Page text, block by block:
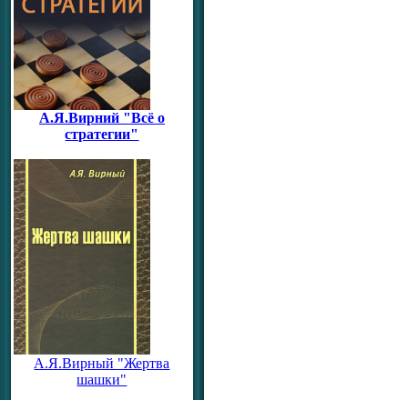
А.Я.Вирний "Всё о
стратегии"
А.Я.Вирный "Жертва
шашки"